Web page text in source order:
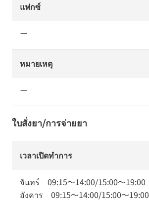
แฟกซ์
ー
หมายเหตุ
ー
ใบสั่งยา/การจ่ายยา
เวลาเปิดทำการ
จันทร์ 09:15～14:00/15:00～19:00
อังคาร 09:15～14:00/15:00～19:00